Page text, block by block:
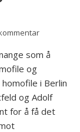
som å
og
i Berlin
og Adolf
for å få det